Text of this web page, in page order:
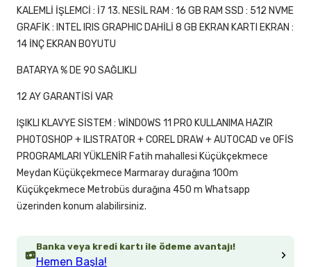
Banka veya kredi kartı ile ödeme avantajı!
Hemen Başla!
KALEMLİ İŞLEMCİ : İ7 13. NESİL RAM : 16 GB RAM SSD : 512 NVME
GRAFİK : INTEL IRIS GRAPHIC DAHİLİ 8 GB EKRAN KARTI EKRAN :
14 İNÇ EKRAN BOYUTU
BATARYA % DE 90 SAĞLIKLI
12 AY GARANTİSİ VAR
IŞIKLI KLAVYE SİSTEM : WİNDOWS 11 PRO KULLANIMA HAZIR
PHOTOSHOP + ILISTRATOR + COREL DRAW + AUTOCAD ve OFİS
PROGRAMLARI YÜKLENİR Fatih mahallesi Küçükçekmece
Meydan Küçükçekmece Marmaray durağına 100m
Küçükçekmece Metrobüs durağına 450 m Whatsapp
üzerinden konum alabilirsiniz.